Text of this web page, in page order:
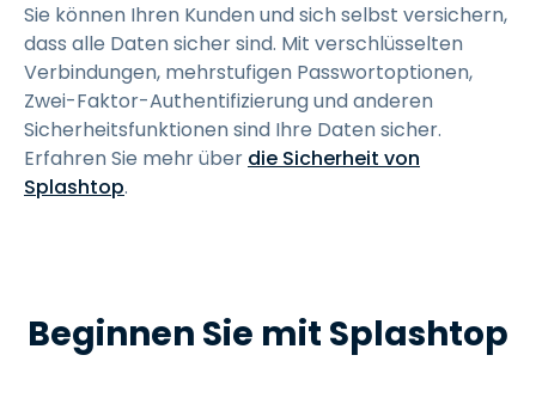
Sie können Ihren Kunden und sich selbst versichern,
dass alle Daten sicher sind. Mit verschlüsselten
Verbindungen, mehrstufigen Passwortoptionen,
Zwei-Faktor-Authentifizierung und anderen
Sicherheitsfunktionen sind Ihre Daten sicher.
Erfahren Sie mehr über die Sicherheit von
Splashtop.
Beginnen Sie mit Splashtop